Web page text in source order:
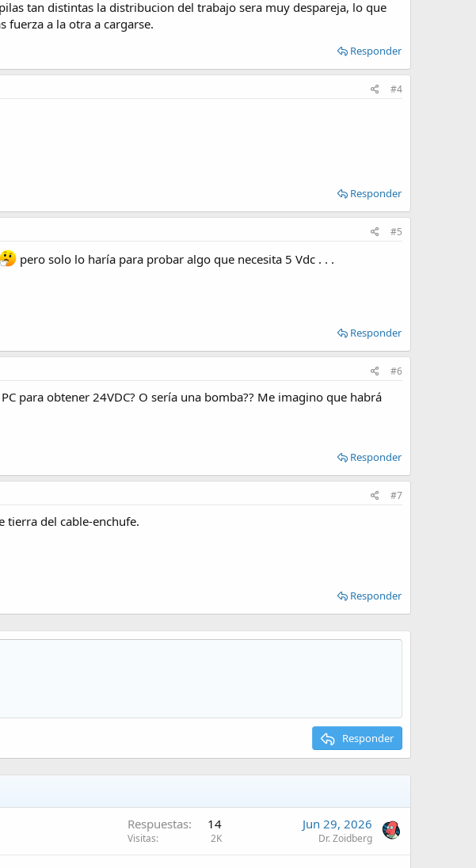
tan distintas la distribucion del trabajo sera muy despareja, lo que
fuerza a la otra a cargarse.
Responder
#4
Responder
#5
pero solo lo haría para probar algo que necesita 5 Vdc . . .
Responder
#6
para obtener 24VDC? O sería una bomba?? Me imagino que habrá
Responder
#7
tierra del cable-enchufe.
Responder
Responder
Respuestas 14
Visitas 2K
Jun 29, 2026
Dr. Zoidberg